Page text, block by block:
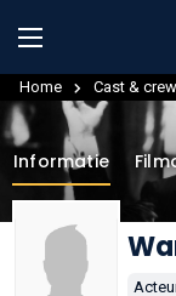
Home Cast & crew
Informatie